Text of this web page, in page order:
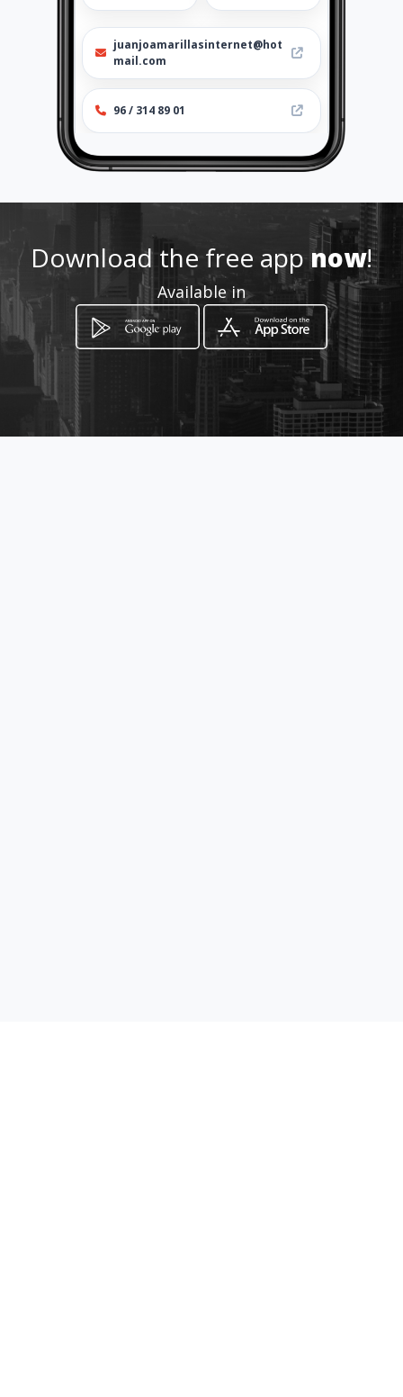
juanjoamarillasinternet@hot
mail.com
96 / 314 89 01
http://www.amarillasinternet
.com/lasidreriatapasysidra/
Location
Download the free appnow!
Available in